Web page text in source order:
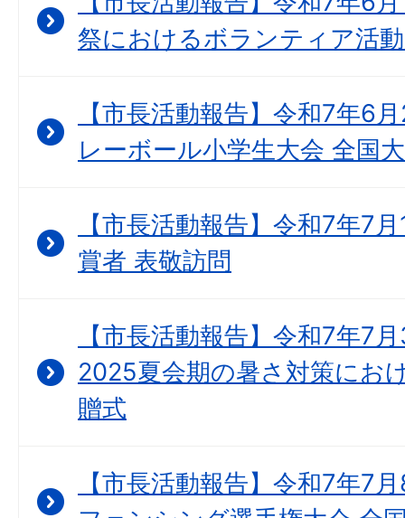
祭におけるボランティア活
【市長活動報告】令和7年6
レーボール小学生大会 全国
【市長活動報告】令和7年7
賞者 表敬訪問
【市長活動報告】令和7年7
2025夏会期の暑さ対策にお
贈式
【市長活動報告】令和7年7